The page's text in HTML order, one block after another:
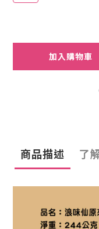
加入購物車
商品描述 了